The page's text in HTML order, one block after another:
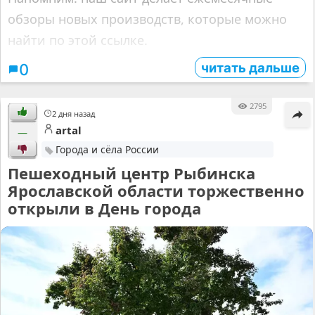
обзоры новых производств, которые можно
найти по этой ссылке.
0 читать дальше
2 дня назад
2795
— artal
Города и сёла России
Пешеходный центр Рыбинска
Ярославской области торжественно
открыли в День города